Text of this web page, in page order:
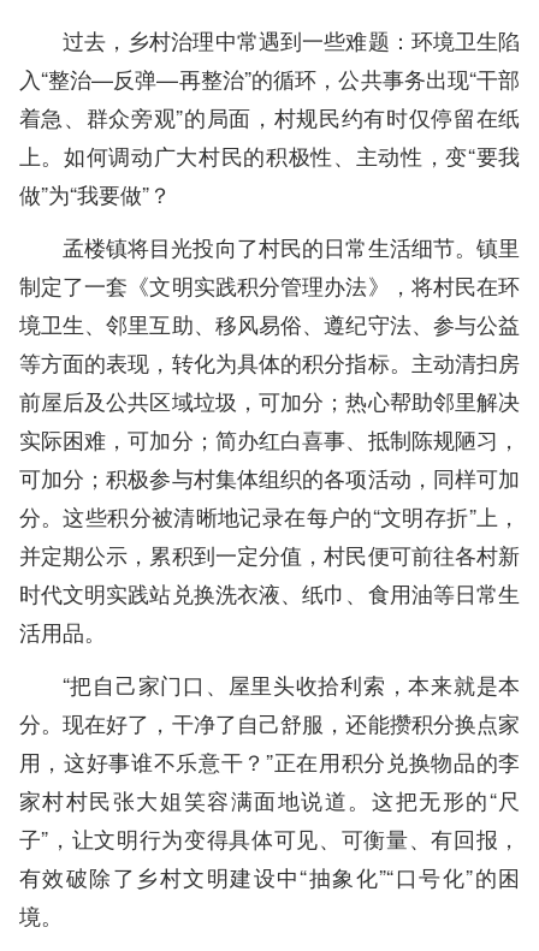
过去，乡村治理中常遇到一些难题：环境卫生陷
入“整治—反弹—再整治”的循环，公共事务出现“干部
着急、群众旁观”的局面，村规民约有时仅停留在纸
上。如何调动广大村民的积极性、主动性，变“要我
做”为“我要做”？
孟楼镇将目光投向了村民的日常生活细节。镇里
制定了一套《文明实践积分管理办法》，将村民在环
境卫生、邻里互助、移风易俗、遵纪守法、参与公益
等方面的表现，转化为具体的积分指标。主动清扫房
前屋后及公共区域垃圾，可加分；热心帮助邻里解决
实际困难，可加分；简办红白喜事、抵制陈规陋习，
可加分；积极参与村集体组织的各项活动，同样可加
分。这些积分被清晰地记录在每户的“文明存折”上，
并定期公示，累积到一定分值，村民便可前往各村新
时代文明实践站兑换洗衣液、纸巾、食用油等日常生
活用品。
“把自己家门口、屋里头收拾利索，本来就是本
分。现在好了，干净了自己舒服，还能攒积分换点家
用，这好事谁不乐意干？”正在用积分兑换物品的李
家村村民张大姐笑容满面地说道。这把无形的“尺
子”，让文明行为变得具体可见、可衡量、有回报，
有效破除了乡村文明建设中“抽象化”“口号化”的困
境。